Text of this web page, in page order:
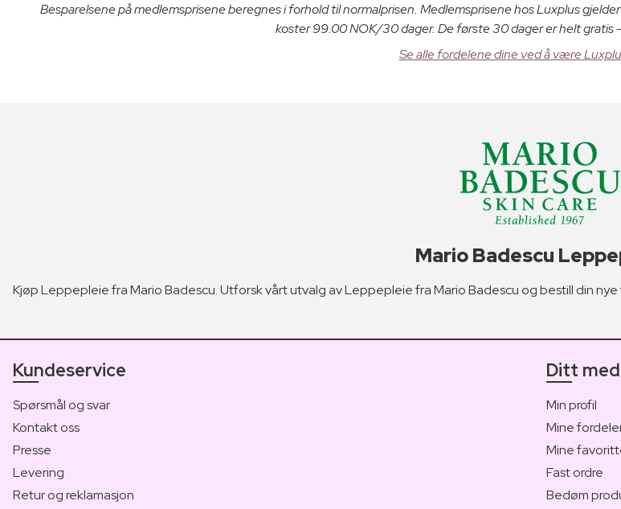
Besparelsene på medlemsprisene beregnes i forhold til normalprisen. Medlemsprisene hos Luxplus
koster 99.00 NOK/30 dager. De første 30 dager er helt gratis
Se alle fordelene dine ved å være
Mario Badescu
Kjøp Leppepleie fra Mario Badescu. Utforsk vårt utvalg av Leppepleie fra Mario Badescu og bestill din
Kundeservice
Spørsmål og svar
Kontakt oss
Presse
Levering
Retur og reklamasjon
Ditt
Min profil
Mine
Mine
Fast ordre
Bedøm